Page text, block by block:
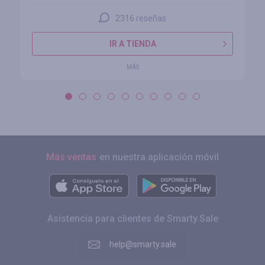
2316 reseñas
IR A TIENDA
MÁS
Más ventas en nuestra aplicación móvil
Asistencia para clientes de Smarty.Sale
help@smarty.sale